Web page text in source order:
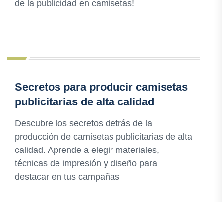
de la publicidad en camisetas!
Secretos para producir camisetas
publicitarias de alta calidad
Descubre los secretos detrás de la
producción de camisetas publicitarias de alta
calidad. Aprende a elegir materiales,
técnicas de impresión y diseño para
destacar en tus campañas